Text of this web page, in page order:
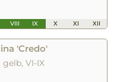
VIII IX X XI XII
'Credo'
VI-IX